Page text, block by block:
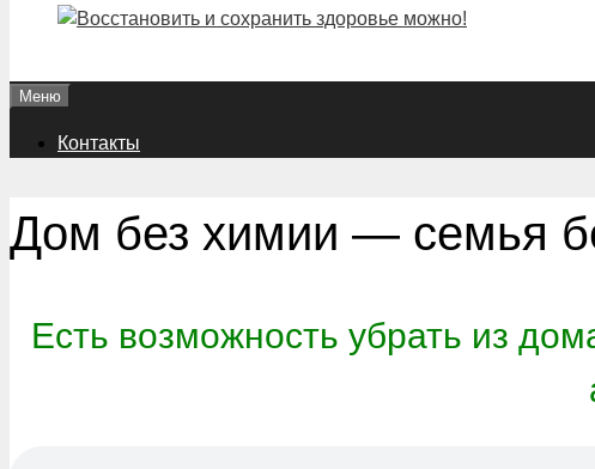
Меню
Контакты
Дом без химии — семья
Есть возможность убрать из